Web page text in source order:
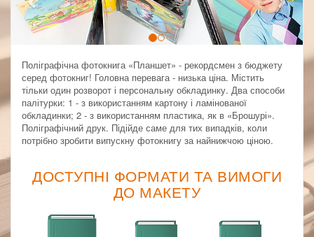
Поліграфічна фотокнига «Планшет» - рекордсмен з бюджету
серед фотокниг! Головна перевага - низька ціна. Містить
тільки один розворот і персональну обкладинку. Два способи
палітурки: 1 - з використанням картону і ламінованої
обкладинки; 2 - з використанням пластика, як в «Брошурі».
Поліграфічний друк. Підійде саме для тих випадків, коли
потрібно зробити випускну фотокнигу за найнижчою ціною.
ДОСТУПНІ ФОРМАТИ ТА ВИМОГИ
ДО МАКЕТУ